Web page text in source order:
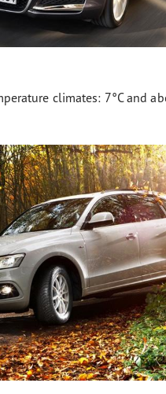
climates: 7°C and